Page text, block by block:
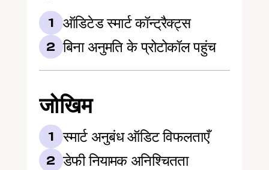
1 ऑडिटेड स्मार्ट कॉन्ट्रैक्ट्स
2 बिना अनुमति के प्रोटोकॉल पहुंच
जोखिम
1 स्मार्ट अनुबंध ऑडिट विफलताएँ
2 डेफी नियामक अनिश्चितता